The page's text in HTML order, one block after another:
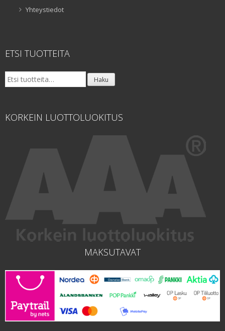
Yhteystiedot
ETSI TUOTTEITA
Etsi: Haku
KORKEIN LUOTTOLUOKITUS
MAKSUTAVAT